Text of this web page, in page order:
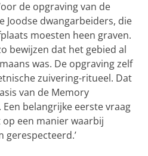
de opgraving van de
Joodse dwangarbeiders, die
moesten heen graven.
bewijzen dat het gebied al
was. De opgraving zelf
zuivering-ritueel. Dat
van de Memory
belangrijke eerste vraag
een manier waarbij
gerespecteerd.’